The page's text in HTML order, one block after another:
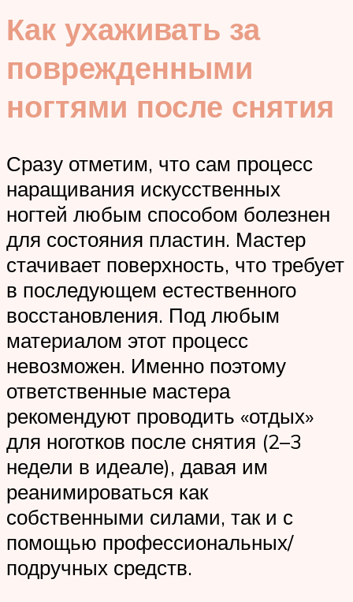
Как ухаживать за
поврежденными
ногтями после снятия
Сразу отметим, что сам процесс
наращивания искусственных
ногтей любым способом болезнен
для состояния пластин. Мастер
стачивает поверхность, что требует
в последующем естественного
восстановления. Под любым
материалом этот процесс
невозможен. Именно поэтому
ответственные мастера
рекомендуют проводить «отдых»
для ноготков после снятия (2–3
недели в идеале), давая им
реанимироваться как
собственными силами, так и с
помощью профессиональных/
подручных средств.